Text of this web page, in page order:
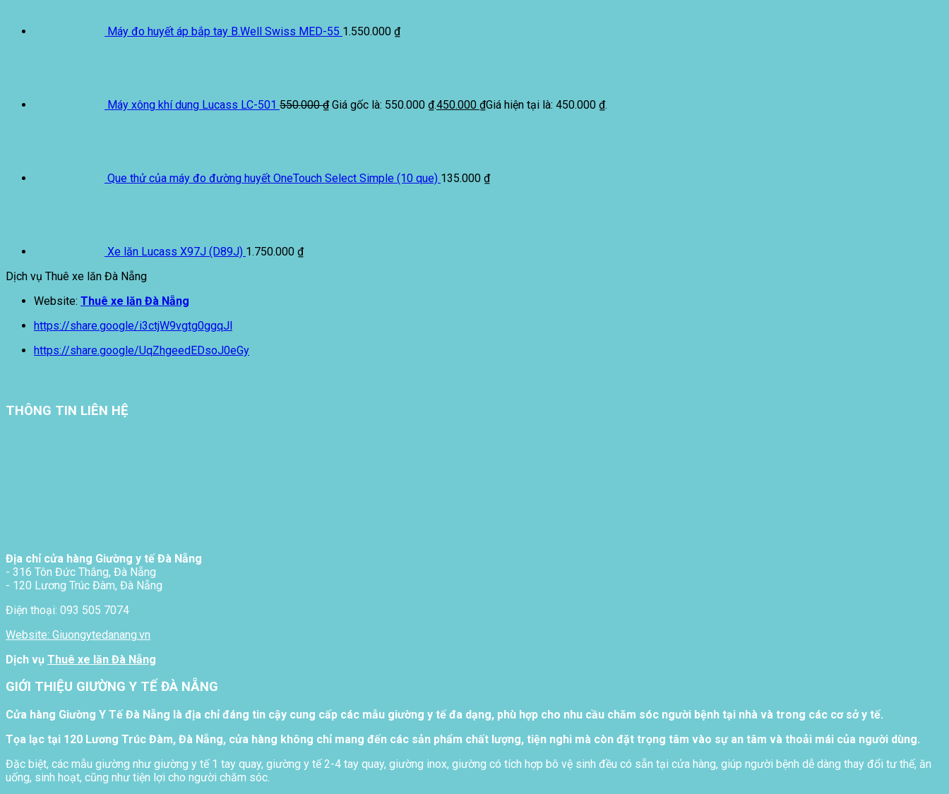
Máy đo huyết áp bắp tay B.Well Swiss MED-55 1.550.000 ₫
Máy xông khí dung Lucass LC-501 550.000₫ Giá gốc là: 550.000 ₫.450.000 ₫Giá hiện tại là: 450.000 ₫.
Que thử của máy đo đường huyết OneTouch Select Simple (10 que) 135.000 ₫
Xe lăn Lucass X97J (D89J) 1.750.000 ₫
Dịch vụ Thuê xe lăn Đà Nẵng
Website: Thuê xe lăn Đà Nẵng
https://share.google/i3ctjW9vgtg0ggqJl
https://share.google/UqZhgeedEDsoJ0eGy
THÔNG TIN LIÊN HỆ
Địa chỉ cửa hàng Giường y tế Đà Nẵng
- 316 Tôn Đức Thắng, Đà Nẵng
- 120 Lương Trúc Đàm, Đà Nẵng
Điện thoại: 093 505 7074
Website: Giuongytedanang.vn
Dịch vụ Thuê xe lăn Đà Nẵng
GIỚI THIỆU GIƯỜNG Y TẾ ĐÀ NẴNG
Cửa hàng Giường Y Tế Đà Nẵng là địa chỉ đáng tin cậy cung cấp các mẫu giường y tế đa dạng, phù hợp cho nhu cầu chăm sóc người bệnh tại nhà và trong các cơ sở y tế.
Tọa lạc tại 120 Lương Trúc Đàm, Đà Nẵng, cửa hàng không chỉ mang đến các sản phẩm chất lượng, tiện nghi mà còn đặt trọng tâm vào sự an tâm và thoải mái của người dùng.
Đặc biệt, các mẫu giường như giường y tế 1 tay quay, giường y tế 2-4 tay quay, giường inox, giường có tích hợp bô vệ sinh đều có sẵn tại cửa hàng, giúp người bệnh dễ dàng thay đổi tư thế, ăn
uống, sinh hoạt, cũng như tiện lợi cho người chăm sóc.